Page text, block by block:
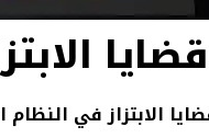
الابتزاز في